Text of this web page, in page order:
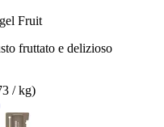
Fruit
fruttato e delizioso
/ kg)